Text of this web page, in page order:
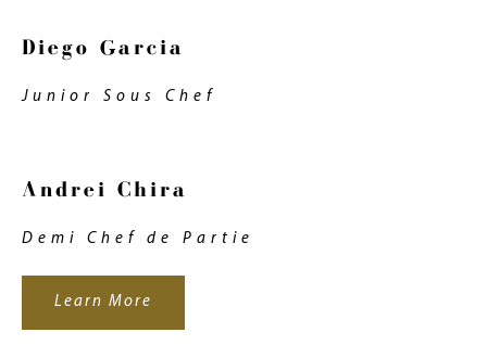
Diego Garcia
Junior Sous Chef
Andrei Chira
Demi Chef de Partie
Learn More